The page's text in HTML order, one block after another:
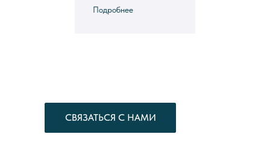
Подробнее
СВЯЗАТЬСЯ С НАМИ